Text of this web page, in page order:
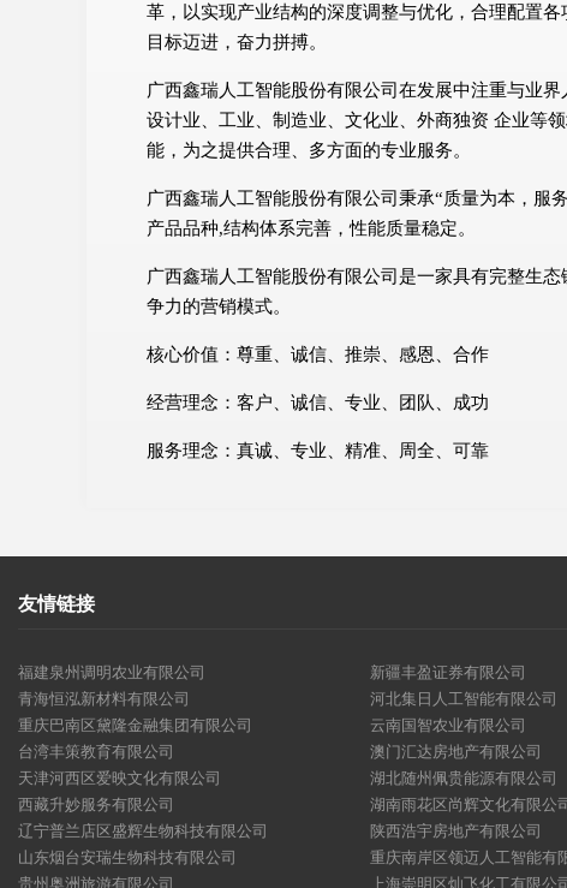
革，以实现产业结构的深度调整与优化，合理配置
目标迈进，奋力拼搏。
广西鑫瑞人工智能股份有限公司在发展中注重与业
设计业、工业、制造业、文化业、外商独资 企业等
能，为之提供合理、多方面的专业服务。
广西鑫瑞人工智能股份有限公司秉承“质量为本，服
产品品种,结构体系完善，性能质量稳定。
广西鑫瑞人工智能股份有限公司是一家具有完整生
争力的营销模式。
核心价值：尊重、诚信、推崇、感恩、合作
经营理念：客户、诚信、专业、团队、成功
服务理念：真诚、专业、精准、周全、可靠
友情链接
福建泉州调明农业有限公司 新疆丰盈证券有限公司
青海恒泓新材料有限公司
河北集日人工智能有限公司
重庆巴南区黛隆金融集团有限公司
云南国智农业有限公司
台湾丰策教育有限公司
澳门汇达房地产有限公司
天津河西区爱映文化有限公司
湖北随州佩贵能源有限公司
西藏升妙服务有限公司
湖南雨花区尚辉文化有限公
辽宁普兰店区盛辉生物科技有限公司
陕西浩宇房地产有限公司
山东烟台安瑞生物科技有限公司
重庆南岸区领迈人工智能有
贵州奥洲旅游有限公司
上海崇明区灿飞化工有限公